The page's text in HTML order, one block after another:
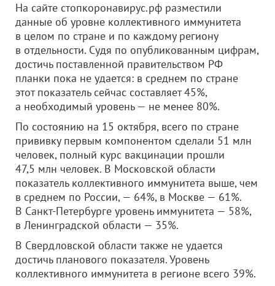
На сайте стопкоронавирус.рф разместили
данные об уровне коллективного иммунитета
в целом по стране и по каждому региону
в отдельности. Судя по опубликованным цифрам,
достичь поставленной правительством РФ
планки пока не удается: в среднем по стране
этот показатель сейчас составляет 45%,
а необходимый уровень — не менее 80%.
По состоянию на 15 октября, всего по стране
прививку первым компонентом сделали 51 млн
человек, полный курс вакцинации прошли
47,5 млн человек. В Московской области
показатель коллективного иммунитета выше, чем
в среднем по России, — 64%, в Москве — 61%.
В Санкт-Петербурге уровень иммунитета — 58%,
в Ленинградской области — 35%.
В Свердловской области также не удается
достичь планового показателя. Уровень
коллективного иммунитета в регионе всего 39%.